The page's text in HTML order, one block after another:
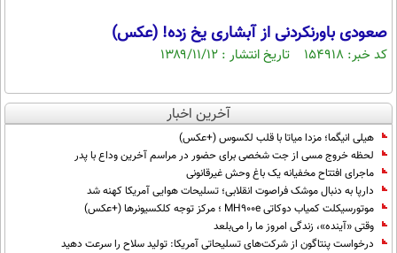
صعودی باورنکردنی از آبشاری یخ زده! (عکس)
کد خبر: ۱۵۴۹۱۸ تاریخ انتشار : ۱۳۸۹/۱۱/۱۲
آخرین اخبار
هیلی انیگما؛ مزدا میاتا با قلب لکسوس (+عکس)
لحظه خروج مسی از جت شخصی برای حضور در مراسم آخرین وداع با پدر
ماجرای افتتاح مخفیانه یک باغ وحش غیرقانونی
دارپا به دنبال موشک فراصوت انقلابی؛ تسلیحات هوایی آمریکا کهنه شد
موتورسیکلت کمیاب دوکاتی MH900e ؛ مرکز توجه کلکسیونرها (+عکس)
وقتی «آینده»، زندگی امروز ما را می‌بلعد
درخواست پنتاگون از شرکت‌های تسلیحاتی آمریکا: تولید سلاح را سرعت دهید